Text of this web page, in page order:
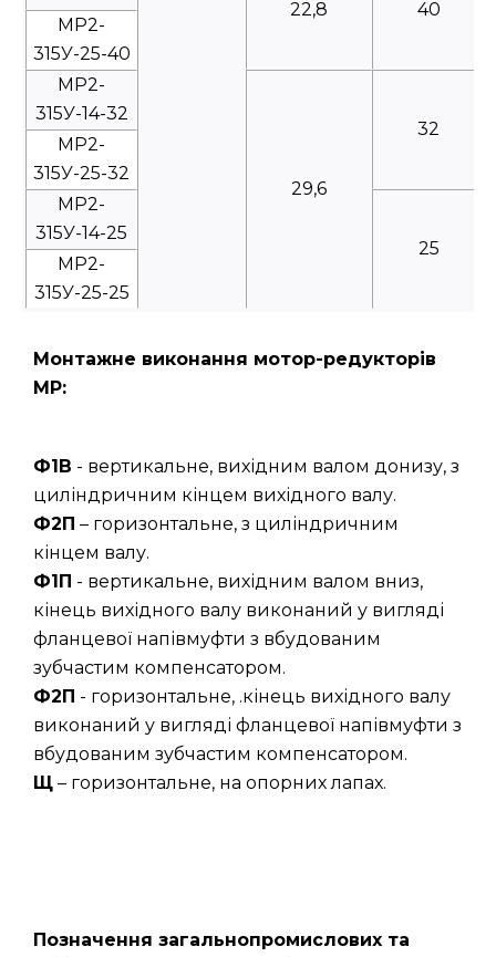
22,8 40
МР2-
315У-25-40
МР2-
315У-14-32
29,6
32
МР2-
315У-25-32
МР2-
315У-14-25
25
МР2-
315У-25-25
Монтажне виконання мотор-редукторів
МР:
Ф1В - вертикальне, вихідним валом донизу, з
циліндричним кінцем вихідного валу.
Ф2П – горизонтальне, з циліндричним
кінцем валу.
Ф1П - вертикальне, вихідним валом вниз,
кінець вихідного валу виконаний у вигляді
фланцевої напівмуфти з вбудованим
зубчастим компенсатором.
Ф2П - горизонтальне, .кінець вихідного валу
виконаний у вигляді фланцевої напівмуфти з
вбудованим зубчастим компенсатором.
Щ – горизонтальне, на опорних лапах.
Позначення загальнопромислових та